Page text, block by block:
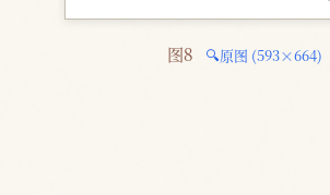
图8 🔍原图 (593×664)